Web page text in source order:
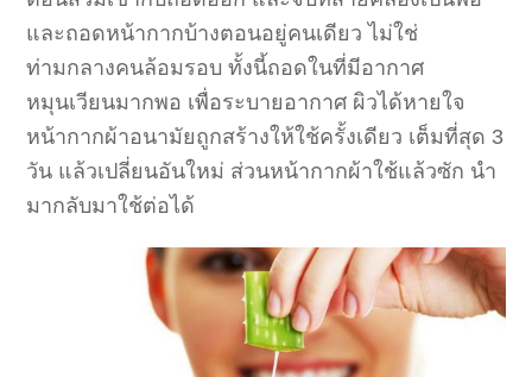
และถอดหน้ากากบ้างตอนอยู่คนเดียว ไม่ใช่
ท่ามกลางคนล้อมรอบ ทั้งนี้ถอดในที่มีอากาศ
หมุนเวียนมากพอ เพื่อระบายอากาศ ผิวได้หายใจ
หน้ากากผ้าอนามัยถูกสร้างให้ใช้ครั้งเดียว เต็มที่สุด 3
วัน แล้วเปลี่ยนอันใหม่ ส่วนหน้ากากผ้าใช้แล้วซัก นำ
มากลับมาใช้ต่อได้